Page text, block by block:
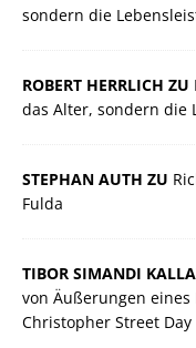
sondern die
ROBERT HERRLICH ZU
das Alter, sondern die
STEPHAN AUTH ZU
Fulda
TIBOR SIMANDI
von Äußerungen
Christopher Street Day